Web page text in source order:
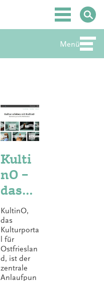
Hauptmenü
Menü
Kulti
nO –
das
Kultu
rport
al für
Ostfri
eslan
KultinO,
das
Kulturporta
l für
Ostfrieslan
d, ist der
zentrale
Anlaufpun